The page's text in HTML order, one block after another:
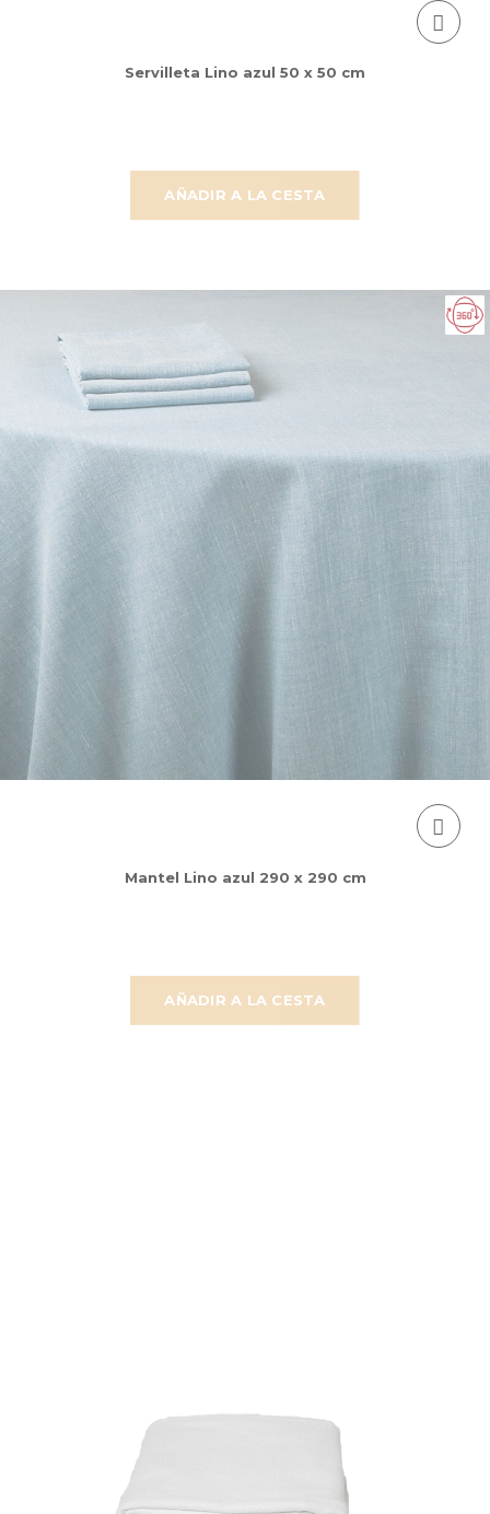
AÑADIR A LA CESTA
Servilleta Lino azul 50 x 50 cm
AÑADIR A LA CESTA
Mantel Lino azul 290 x 290 cm